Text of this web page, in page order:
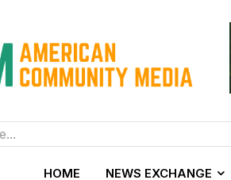
HOME NEWS EXCHANGE